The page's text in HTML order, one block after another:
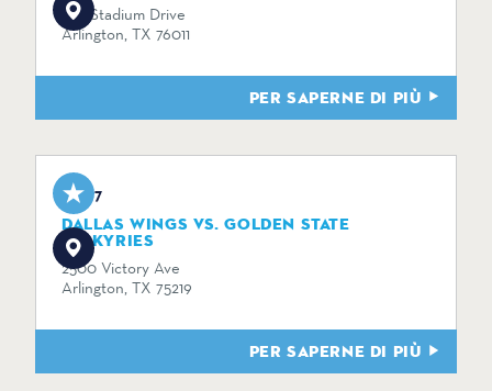
734 Stadium Drive
Arlington, TX 76011
PER SAPERNE DI PIÙ
Aug 7
DALLAS WINGS VS. GOLDEN STATE
VALKYRIES
2500 Victory Ave
Arlington, TX 75219
PER SAPERNE DI PIÙ